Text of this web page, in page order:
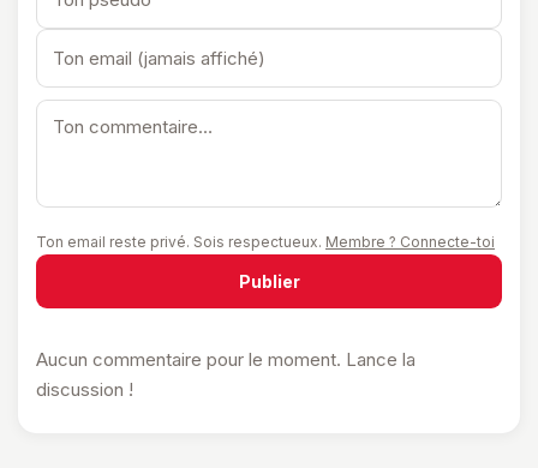
Ton email reste privé. Sois respectueux. Membre ? Connecte-toi
Publier
Aucun commentaire pour le moment. Lance la
discussion !